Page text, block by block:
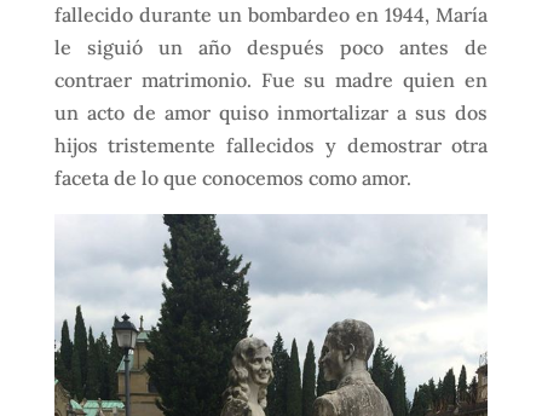
fallecido durante un bombardeo en 1944, María
le siguió un año después poco antes de
contraer matrimonio. Fue su madre quien en
un acto de amor quiso inmortalizar a sus dos
hijos tristemente fallecidos y demostrar otra
faceta de lo que conocemos como amor.